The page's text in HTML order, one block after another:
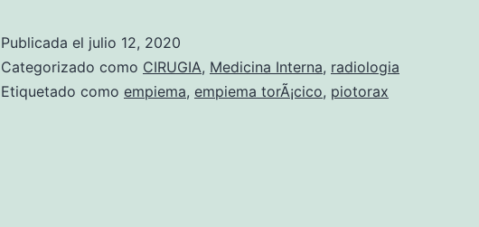
i
e
Publicada el julio 12, 2020
Categorizado como CIRUGIA, Medicina Interna, radiologia
Etiquetado como empiema, empiema torÃ¡cico, piotorax